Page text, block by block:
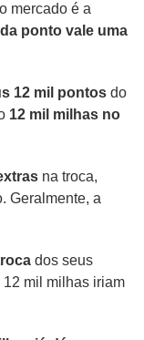
mercado é a
ponto vale uma
12 mil pontos do
12 mil milhas no
na troca,
Geralmente, a
dos seus
12 mil milhas iriam